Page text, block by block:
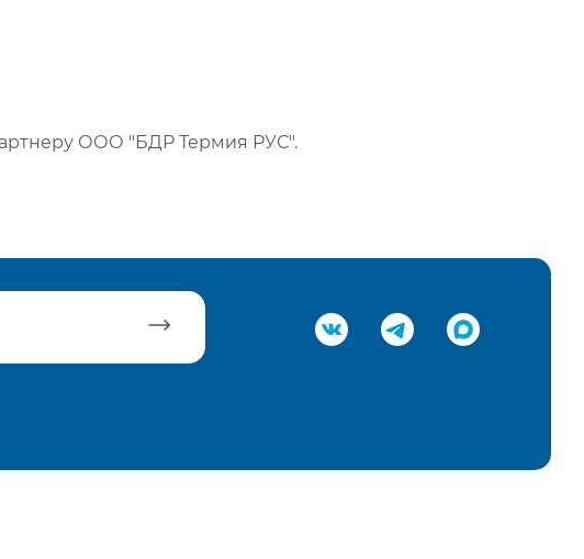
ООО "БДР Термия РУС".